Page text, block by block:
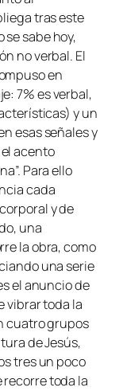
tras este
sabe hoy,
no verbal. El
en
7% es verbal,
y un
esas señales y
acento
Para ello
cada
y de
una
la obra, como
una serie
el anuncio de
vibrar toda la
cuatro grupos
de Jesús,
tres un poco
recorre toda la